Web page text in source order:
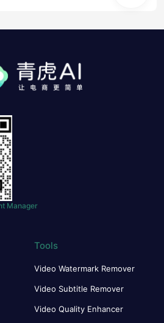
Manager
Tools
Video Watermark Remover
Video Subtitle Remover
Video Quality Enhancer